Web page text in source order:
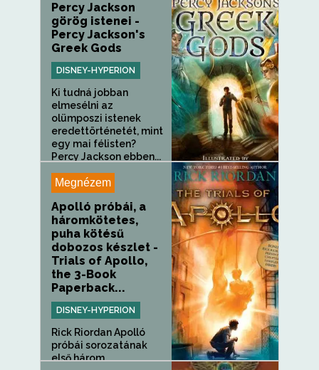
Percy Jackson
görög istenei -
Percy Jackson's
Greek Gods
DISNEY-HYPERION
Ki tudná jobban
elmesélni az
olümposzi istenek
eredettörténetét, mint
egy mai félisten?
Percy Jackson ebben...
Megnézem
Apolló próbái, a
háromkötetes,
puha kötésű
dobozos készlet -
Trials of Apollo,
the 3-Book
Paperback...
DISNEY-HYPERION
Rick Riordan Apolló
próbái sorozatának
első három...